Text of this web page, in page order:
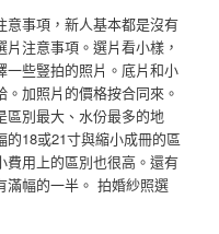
意事項，新人基本都是沒有
注意事項。選片看小樣，
一些豎拍的照片。底片和小
加照片的價格按合同來。
區別最大、水份最多的地
18或21寸與縮小成冊的區
費用上的區別也很高。還有
滿幅的一半。 拍婚紗照選